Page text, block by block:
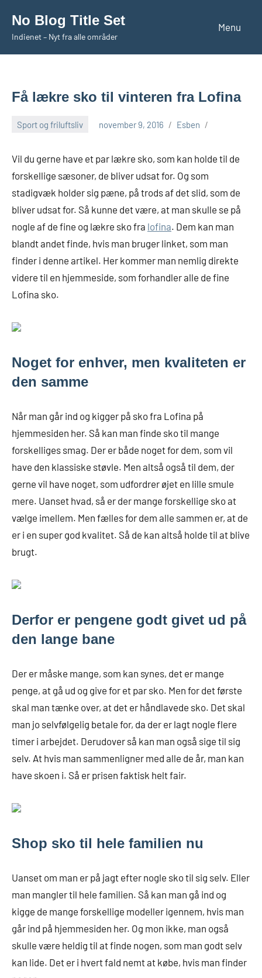
indhold
No Blog Title Set
Indienet – Nyt fra alle områder
Menu
Få lækre sko til vinteren fra Lofina
Sport og friluftsliv november 9, 2016 Esben
Vil du gerne have et par lækre sko, som kan holde til de
forskellige sæsoner, de bliver udsat for. Og som
stadigvæk holder sig pæne, på trods af det slid, som de
bliver udsat for. Så kunne det være, at man skulle se på
nogle af de fine og lækre sko fra lofina. Dem kan man
blandt andet finde, hvis man bruger linket, som man
finder i denne artikel. Her kommer man nemlig direkte
videre til en hjemmeside, som forhandler alle de fine
Lofina sko.
Noget for enhver, men kvaliteten er
den samme
Når man går ind og kigger på sko fra Lofina på
hjemmesiden her. Så kan man finde sko til mange
forskelliges smag. Der er både noget for dem, som vil
have den klassiske støvle. Men altså også til dem, der
gerne vil have noget, som udfordrer øjet en lille smule
mere. Uanset hvad, så er der mange forskellige sko at
vælge imellem. Men fælles for dem alle sammen er, at de
er i en super god kvalitet. Så de kan altså holde til at blive
brugt.
Derfor er pengene godt givet ud på
den lange bane
Der er måske mange, som kan synes, det er mange
penge, at gå ud og give for et par sko. Men for det første
skal man tænke over, at det er håndlavede sko. Det skal
man jo selvfølgelig betale for, da der er lagt nogle flere
timer i arbejdet. Derudover så kan man også sige til sig
selv. At hvis man sammenligner med alle de år, man kan
have skoen i. Så er prisen faktisk helt fair.
Shop sko til hele familien nu
Uanset om man er på jagt efter nogle sko til sig selv. Eller
man mangler til hele familien. Så kan man gå ind og
kigge de mange forskellige modeller igennem, hvis man
går ind på hjemmesiden her. Og mon ikke, man også
skulle være heldig til at finde nogen, som man godt selv
kan lide. Det er i hvert fald nemt at købe, hvis man finder